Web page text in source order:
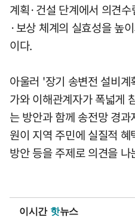
계획·건설 단계에서 의견
·보상 체계의 실효성을 높
이다.
아울러 '장기 송변전 설비
가와 이해관계자가 폭넓게
는 방안과 함께 송전망 경
원이 지역 주민에 실질적
방안 등을 주제로 의견을 나
이시간 핫뉴스